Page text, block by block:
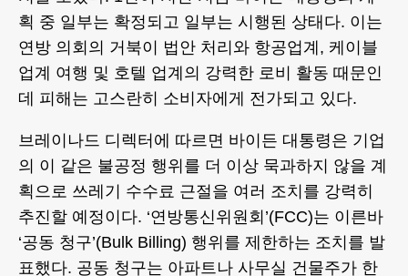
획 중 일부는 확정되고 일부는 시행된 상태다. 이는
연방 의회의 거북이 법안 처리와 항공업계, 케이블
업계 여행 및 호텔 업계의 강력한 로비 활동 때문인
데 피해는 고스란히 소비자에게 전가되고 있다.
브레이나드 디렉터에 따르면 바이든 대통령은 기업
의 이 같은 불공정 행위를 더 이상 묵과하지 않을 계
획으로 쓰레기 수수료 근절을 여러 조치를 강력히
추진할 예정이다. ‘연방통신위원회’(FCC)는 이른바
‘공동 청구’(Bulk Billing) 행위를 제한하는 조치를 발
표했다. 공동 청구는 아파트나 사무실 건물주가 한